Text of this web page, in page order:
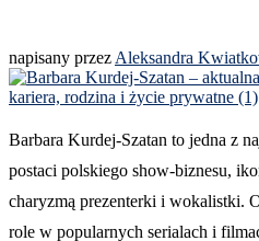
napisany przez Aleksandra
Barbara Kurdej-Szatan to jedna z
postaci polskiego show-biznesu,
charyzmą prezenterki i wokalistki.
role w popularnych serialach i